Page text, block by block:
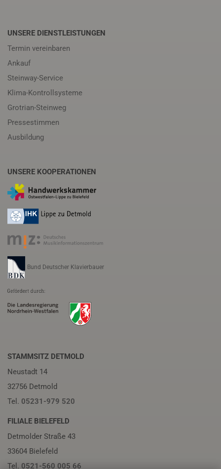
UNSERE DIENSTLEISTUNGEN
Termin vereinbaren
Ankauf
Steinway-Service
Klima-Kontrollsysteme
Grotrian-Steinweg
Pressestimmen
Ausbildung
UNSERE KOOPERATIONEN
Bund Deutscher Klavierbauer
STAMMSITZ DETMOLD
Neustadt 14
32756 Detmold
Tel. 05231-979 520
FILIALE BIELEFELD
Detmolder Straße 43
33604 Bielefeld
Tel. 0521-560 005 66